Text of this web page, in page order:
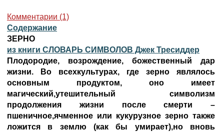
Комментарии (1)
Содержание
ЗЕРНО
из книги СЛОВАРЬ СИМВОЛОВ Джек Тресиддер
Плодородие, возрождение, божественный дар
жизни. Во всехкультурах, где зерно являлось
основным продуктом, оно имеет
магический,утешительный символизм
продолжения жизни после смерти –
пшеничное,ячменное или кукурузное зерно также
ложится в землю (как бы умирает),но вновь